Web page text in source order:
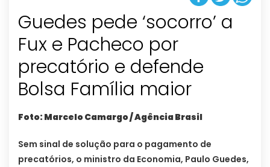
Guedes pede ‘socorro’ a
Fux e Pacheco por
precatório e defende
Bolsa Família maior
Foto: Marcelo Camargo / Agência Brasil
Sem sinal de solução para o pagamento de
precatórios, o ministro da Economia, Paulo Guedes,